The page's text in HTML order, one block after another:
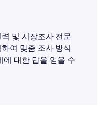
및 시장조사 전문
여 맞춤 조사 방식
에 대한 답을 얻을 수